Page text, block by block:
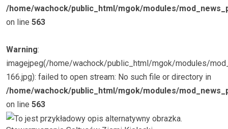
/home/wachock/public_html/mgok/modules/
on line 563
Warning:
imagejpeg(/home/wachock/public_html/mgok/modules/
166.jpg): failed to open stream: No such file or directory in
/home/wachock/public_html/mgok/modules/
on line 563